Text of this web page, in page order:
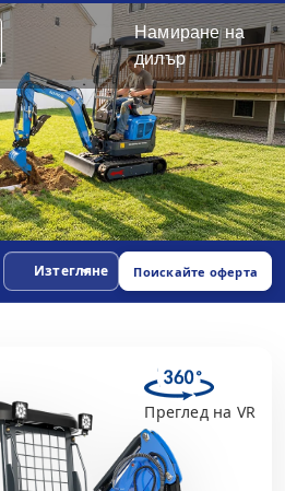
Намиране на
дилър
Изтегляне Поискайте оферта
Преглед на VR